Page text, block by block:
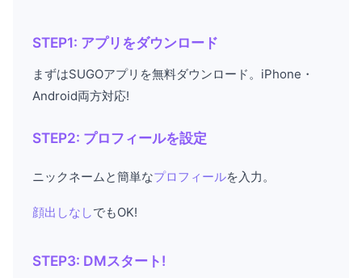
STEP1: アプリをダウンロード
まずはSUGOアプリを無料ダウンロード。iPhone・
Android両方対応!
STEP2: プロフィールを設定
ニックネームと簡単なプロフィールを入力。
顔出しなしでもOK!
STEP3: DMスタート!